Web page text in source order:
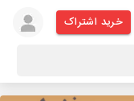
خرید اشتراک